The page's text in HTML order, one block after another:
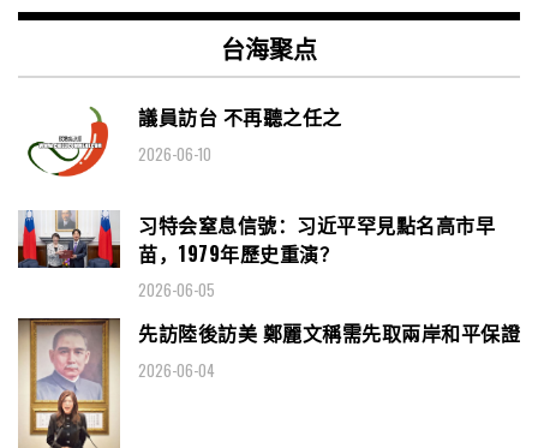
台海聚点
議員訪台 不再聽之任之
2026-06-10
习特会窒息信號：习近平罕見點名高市早
苗，1979年歷史重演？
2026-06-05
先訪陸後訪美 鄭麗文稱需先取兩岸和平保證
2026-06-04